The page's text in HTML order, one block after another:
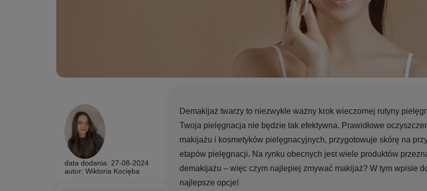
data dodania: 27-08-2024
autor: Wiktoria Kocięba
Demakijaż twarzy to niezwykle ważny krok wieczornej rutyny
Twoja pielęgnacja nie będzie tak efektywna. Prawidłowe
makijażu i kosmetyków pielęgnacyjnych, przygotowuje skórę na
etapów pielęgnacji. Na rynku obecnych jest wiele produktów
demakijażu – więc czym najlepiej zmywać makijaż? W tym wpisie
najlepsze opcje!